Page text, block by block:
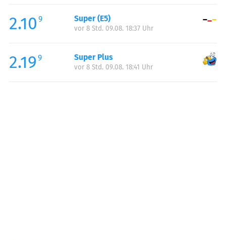
2.10 9 Super (E5)
vor 8 Std. 09.08. 18:37 Uhr
2.19 9 Super Plus
vor 8 Std. 09.08. 18:41 Uhr